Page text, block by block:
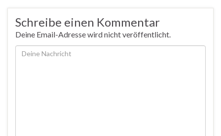
Schreibe einen Kommentar
Deine Email-Adresse wird nicht veröffentlicht.